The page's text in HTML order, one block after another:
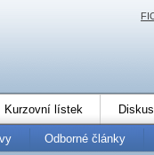
Kurzovní lístek
Odborné články